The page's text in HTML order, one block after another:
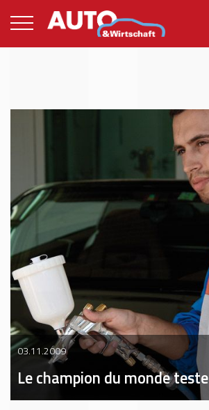
03.11.2009
Le champion du monde